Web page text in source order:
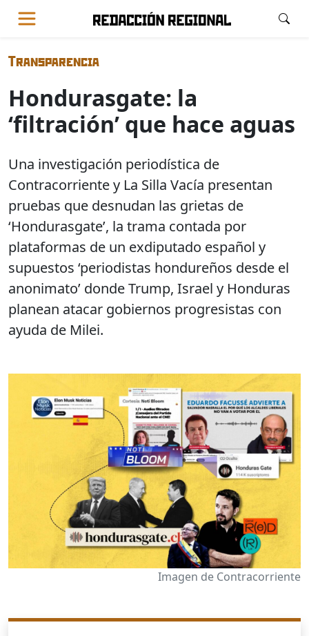
Transparencia
Hondurasgate: la
‘filtración’ que hace aguas
Una investigación periodística de
Contracorriente y La Silla Vacía presentan
pruebas que desnudan las grietas de
‘Hondurasgate’, la trama contada por
plataformas de un exdiputado español y
supuestos ‘periodistas hondureños desde el
anonimato’ donde Trump, Israel y Honduras
planean atacar gobiernos progresistas con
ayuda de Milei.
Imagen de Contracorriente